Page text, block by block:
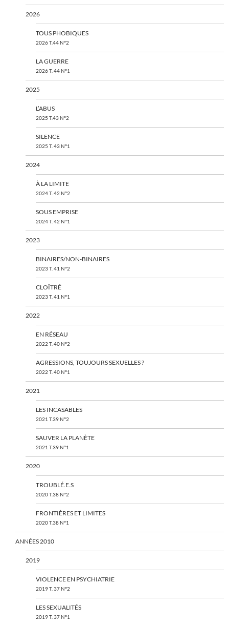
2026
TOUS PHOBIQUES
2026 T.44 N°2
LA GUERRE
2026 T. 44 N°1
2025
L’ABUS
2025 T.43 N°2
SILENCE
2025 T. 43 N°1
2024
À LA LIMITE
2024 T. 42 N°2
SOUS EMPRISE
2024 T. 42 N°1
2023
BINAIRES/NON-BINAIRES
2023 T. 41 N°2
CLOÎTRÉ
2023 T. 41 N°1
2022
EN RÉSEAU
2022 T. 40 N°2
AGRESSIONS, TOUJOURS SEXUELLES ?
2022 T. 40 N°1
2021
LES INCASABLES
2021 T.39 N°2
SAUVER LA PLANÈTE
2021 T.39 N°1
2020
TROUBLÉ.E.S
2020 T.38 N°2
FRONTIÈRES ET LIMITES
2020 T.38 N°1
ANNÉES 2010
2019
VIOLENCE EN PSYCHIATRIE
2019 T. 37 N°2
LES SEXUALITÉS
2019 T. 37 N°1